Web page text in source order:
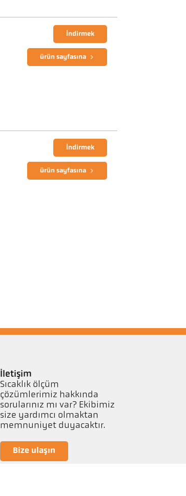
İndirmek
ürün sayfasına
İndirmek
ürün sayfasına
İletişim
Sıcaklık ölçüm
çözümlerimiz hakkında
sorularınız mı var? Ekibimiz
size yardımcı olmaktan
memnuniyet duyacaktır.
Bize ulaşın